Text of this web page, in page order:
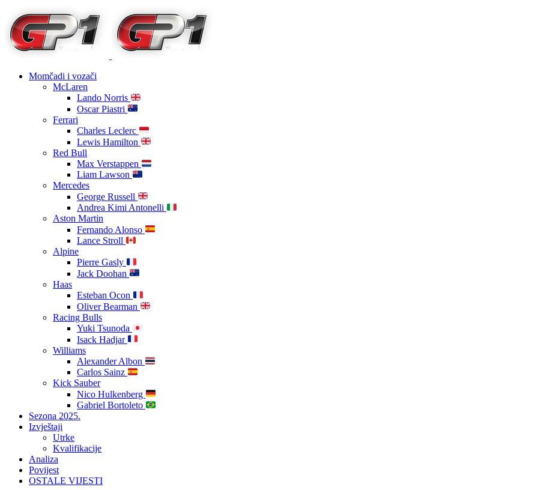
Momčadi i vozači
McLaren
Lando Norris
Oscar Piastri
Ferrari
Charles Leclerc
Lewis Hamilton
Red Bull
Max Verstappen
Liam Lawson
Mercedes
George Russell
Andrea Kimi Antonelli
Aston Martin
Fernando Alonso
Lance Stroll
Alpine
Pierre Gasly
Jack Doohan
Haas
Esteban Ocon
Oliver Bearman
Racing Bulls
Yuki Tsunoda
Isack Hadjar
Williams
Alexander Albon
Carlos Sainz
Kick Sauber
Nico Hulkenberg
Gabriel Bortoleto
Sezona 2025.
Izvještaji
Utrke
Kvalifikacije
Analiza
Povijest
OSTALE VIJESTI